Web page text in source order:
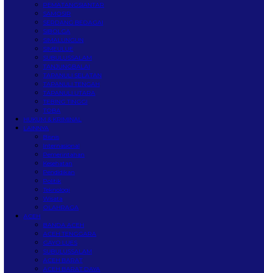
PEMATANGSIANTAR
SAMOSIR
SERDANG BEDAGAI
SIBOLGA
SIMALUNGUN
SIMEULUE
SUBULUSSALAM
TANJUNGBALAI
TAPANULI SELATAN
TAPANULI TENGAH
TAPANULI UTARA
TEBING TINGGI
TOBA
HUKUM & KRIMINAL
LAINNYA
Bisnis
Internasional
Pemerintahan
Kesehatan
Pendidikan
Politik
Teknologi
Wisata
OLAHRAGA
ACEH
BANDA ACEH
ACEH TENGGARA
GAYO LUES
SUBULUSSALAM
ACEH BARAT
ACEH BARAT DAYA